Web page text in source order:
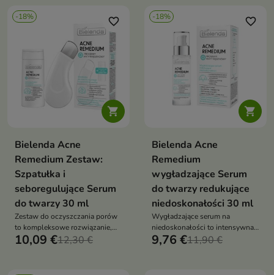
-18%

favorite_border
Bielenda Acne
Remedium Zestaw:
Szpatułka i
seboregulujące Serum
do twarzy 30 ml
Zestaw do oczyszczania porów
to kompleksowe rozwiązanie,
które łączy mechaniczne
10,09 €12,30 €
-18%

favorite_border
Bielenda Acne
Remedium
wygładzające Serum
do twarzy redukujące
niedoskonałości 30 ml
Wygładzające serum na
niedoskonałości to intensywna
nocna kuracja, która redukuje
9,76 €11,90 €